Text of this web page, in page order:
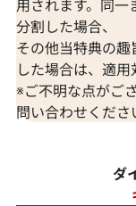
分割した場合、
その他当特典の
した場合は、適用
※ご不明な点がご
問い合わせくださ
ダ